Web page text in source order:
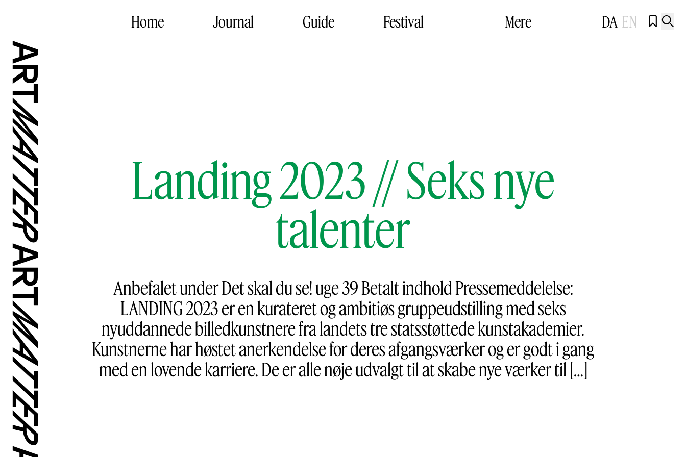
Home Journal Guide Festival Mere DA EN  
Landing 2023 // Seks nye
talenter
Anbefalet under Det skal du se! uge 39 Betalt indhold Pressemeddelelse:
LANDING 2023 er en kurateret og ambitiøs gruppeudstilling med seks
nyuddannede billedkunstnere fra landets tre statsstøttede kunstakademier.
Kunstnerne har høstet anerkendelse for deres afgangsværker og er godt i gang
med en lovende karriere. De er alle nøje udvalgt til at skabe nye værker til […]